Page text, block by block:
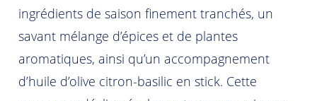
ingrédients de saison finement tranchés, un
savant mélange d’épices et de plantes
aromatiques, ainsi qu’un accompagnement
d’huile d’olive citron-basilic en stick. Cette